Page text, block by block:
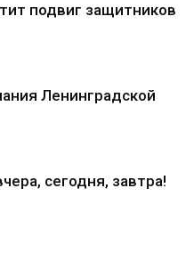
подвиг защитников
Ленинградской
сегодня, завтра!